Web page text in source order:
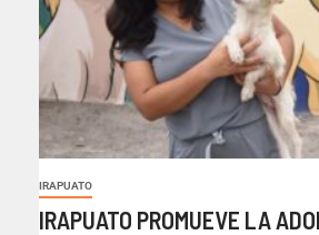
IRAPUATO
IRAPUATO PROMUEVE LA